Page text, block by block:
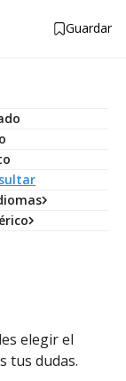
Guardar
elegir el
tus dudas.